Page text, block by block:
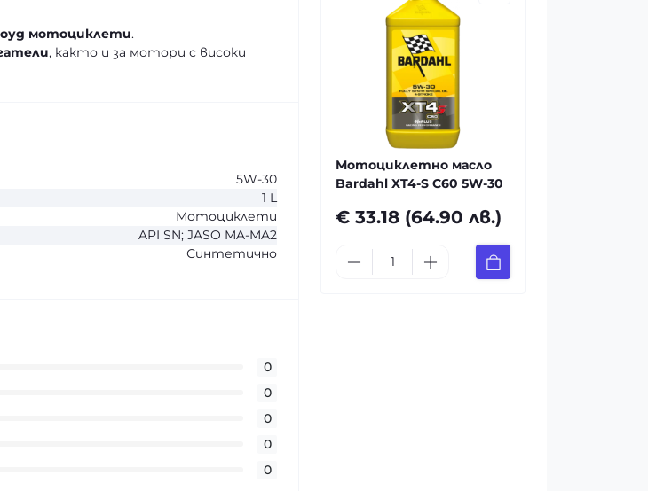
мотоциклети.
, както и за мотори с високи
5W-30
1 L
Мотоциклети
API SN; JASO MA-MA2
Синтетично
0
0
0
0
0
Мотоциклетно масло
Bardahl XT4-S C60 5W-30
€ 33.18 (64.90 лв.)